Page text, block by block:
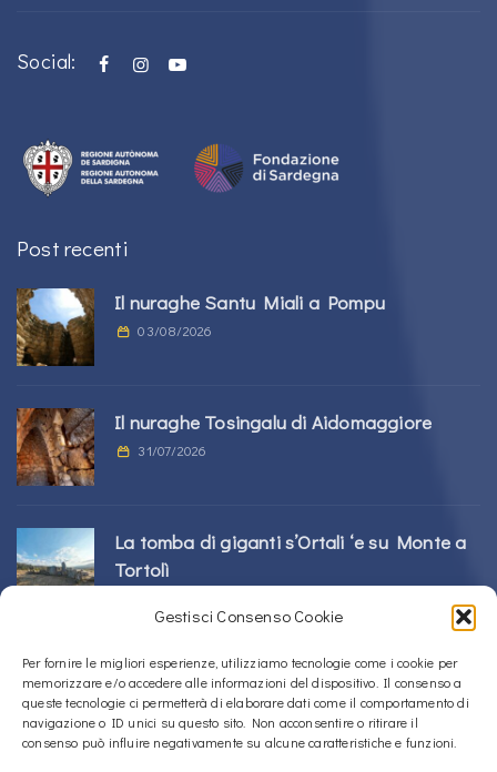
Gestisci Consenso Cookie
Per fornire le migliori esperienze, utilizziamo tecnologie come i cookie per
memorizzare e/o accedere alle informazioni del dispositivo. Il consenso a
queste tecnologie ci permetterà di elaborare dati come il comportamento di
navigazione o ID unici su questo sito. Non acconsentire o ritirare il
consenso può influire negativamente su alcune caratteristiche e funzioni.
Social:
Post recenti
Il nuraghe Santu Miali a Pompu
03/08/2026
Il nuraghe Tosingalu di Aidomaggiore
31/07/2026
La tomba di giganti s’Ortali ‘e su Monte a
Tortolì
Il nuraghe Perdu Cossu a Norbello
16/07/2026